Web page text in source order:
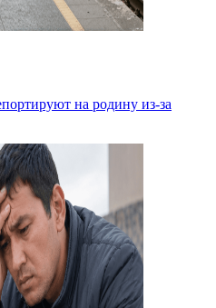
на родину из-за